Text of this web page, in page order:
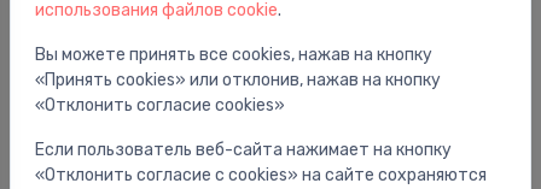
Унитазы с функцией биде
Komplekts-pods SensoWash Starck F Plus, rāmis,
taustiņš A2 +pieslēguma komplekts, balts
4,998.99 € 6,924.00 €
использования файлов cookie.
Вы можете принять все cookies, нажав на кнопку
«Принять cookies» или отклонив, нажав на кнопку
«Отклонить согласие cookies»
Если пользователь веб-сайта нажимает на кнопку
«Отклонить согласие с cookies» на сайте сохраняются